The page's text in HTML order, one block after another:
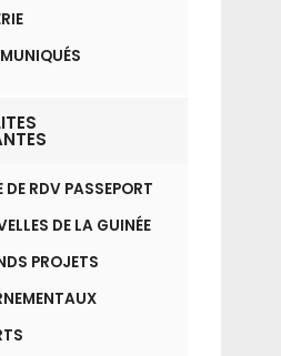
DE RDV PASSEPORT
DE LA GUINÉE
PROJETS